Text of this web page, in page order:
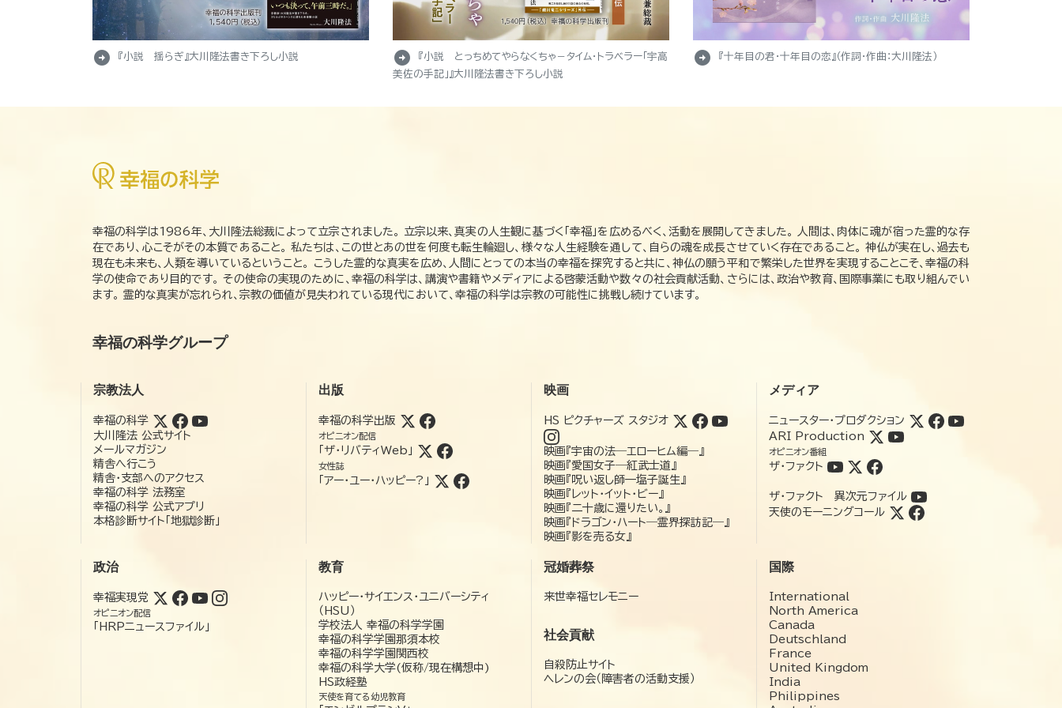
arrow_circle_right 『小説 揺らぎ』大川隆法書き下ろし小説 arrow_circle_right
『小説 とっちめてやらなくちゃ－タイム・トラベラー「宇高
美佐の手記」』大川隆法書き下ろし小説
arrow_circle_right 『十年目の君・十年目の恋』（作詞・作曲：大川隆法）
幸福の科学は1986年、大川隆法総裁によって立宗されました。 立宗以来、真実の人生観に基づく「幸福」を広めるべく、活動を展開してきました。 人間は、肉体に魂が宿った霊的な存
在であり、心こそがその本質であること。 私たちは、この世とあの世を何度も転生輪廻し、様々な人生経験を通して、自らの魂を成長させていく存在であること。 神仏が実在し、過去も
現在も未来も、人類を導いているということ。 こうした霊的な真実を広め、人間にとっての本当の幸福を探究すると共に、神仏の願う平和で繁栄した世界を実現することこそ、幸福の科
学の使命であり目的です。 その使命の実現のために、幸福の科学は、講演や書籍やメディアによる啓蒙活動や数々の社会貢献活動、さらには、政治や教育、国際事業にも取り組んでい
ます。 霊的な真実が忘れられ、宗教の価値が見失われている現代において、幸福の科学は宗教の可能性に挑戦し続けています。
幸福の科学グループ
宗教法人
幸福の科学
大川隆法 公式サイト
メールマガジン
精舎へ行こう
精舎・支部へのアクセス
幸福の科学 法務室
幸福の科学 公式アプリ
本格診断サイト「地獄診断」
出版
幸福の科学出版
オピニオン配信
「ザ・リバティWeb」
女性誌
「アー・ユー・ハッピー?」
映画
HS ピクチャーズ スタジオ
映画『宇宙の法―エローヒム編―』
映画『愛国女子―紅武士道』
映画『呪い返し師—塩子誕生』
映画『レット・イット・ビー』
映画『二十歳に還りたい。』
映画『ドラゴン・ハート―霊界探訪記―』
映画『影を売る女』
メディア
ニュースター・プロダクション
ARI Production
オピニオン番組
ザ・ファクト
ザ・ファクト 異次元ファイル
天使のモーニングコール
政治
幸福実現党
オピニオン配信
「HRPニュースファイル」
教育
ハッピー・サイエンス・ユニバーシティ
（HSU）
学校法人 幸福の科学学園
幸福の科学学園那須本校
幸福の科学学園関西校
幸福の科学大学(仮称/現在構想中)
HS政経塾
天使を育てる幼児教育
冠婚葬祭
来世幸福セレモニー
社会貢献
自殺防止サイト
ヘレンの会（障害者の活動支援）
国際
International
North America
Canada
Deutschland
France
United Kingdom
India
Philippines